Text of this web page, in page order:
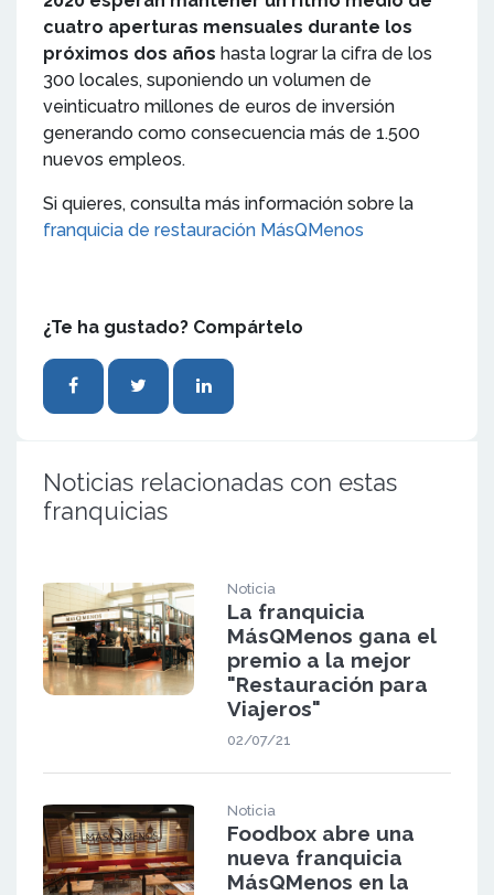
cuatro aperturas mensuales durante los
próximos dos años hasta lograr la cifra de los
300 locales, suponiendo un volumen de
veinticuatro millones de euros de inversión
generando como consecuencia más de 1.500
nuevos empleos.
Si quieres, consulta más información sobre la
franquicia de restauración MásQMenos
¿Te ha gustado? Compártelo
Noticias relacionadas con estas
franquicias
Noticia
La franquicia
MásQMenos gana el
premio a la mejor
"Restauración para
Viajeros"
02/07/21
Noticia
Foodbox abre una
nueva franquicia
MásQMenos en la